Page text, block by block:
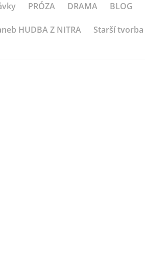
PRÓZA DRAMA BLOG
HUDBA Z NITRA Starší tvorba